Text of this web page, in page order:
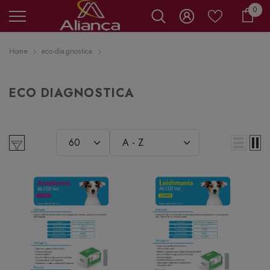
00
Home eco-diagnostica
ECO DIAGNOSTICA